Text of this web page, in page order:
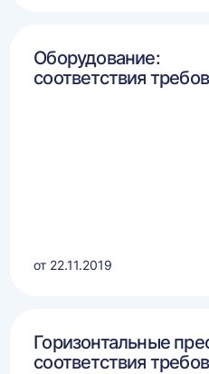
Оборудование:
соответствия
от 22.11.2019
Горизонтальные
соответствия